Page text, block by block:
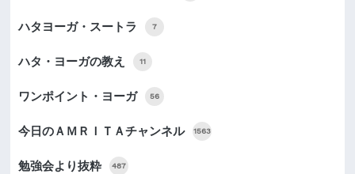
ハタヨーガ・スートラ 7
ハタ・ヨーガの教え 11
ワンポイント・ヨーガ 56
今日のＡＭＲＩＴＡチャンネル 1563
勉強会より抜粋 487